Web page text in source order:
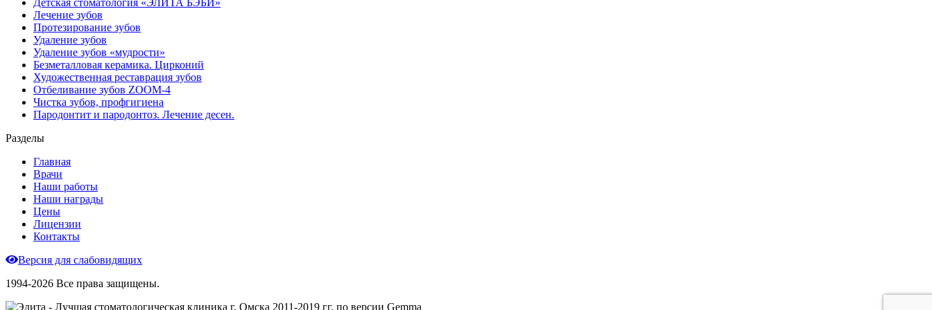
Лечение зубов
Протезирование зубов
Удаление зубов
Удаление зубов «мудрости»
Безметалловая керамика. Цирконий
Художественная реставрация зубов
Отбеливание зубов ZOOM-4
Чистка зубов, профгигиена
Пародонтит и пародонтоз. Лечение десен.
Разделы
Главная
Врачи
Наши работы
Наши награды
Цены
Лицензии
Контакты
Версия для слабовидящих
1994-2026 Все права защищены.